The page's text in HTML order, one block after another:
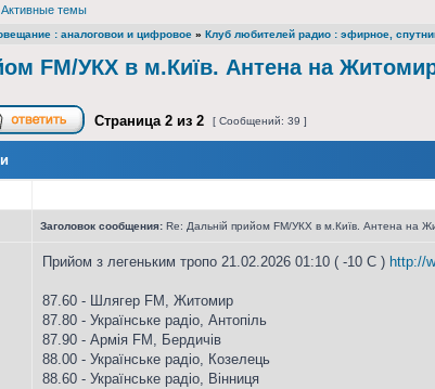
Активные темы
: аналоговои и цифровое » Клуб любителей радио : эфирное,
FM/УКХ в м.Київ. Антена на
Страница 2 из 2 [ Сообщений: 39 ]
Заголовок сообщения: Re: Дальній прийом FM/УКХ в м.Київ. Антена на
Прийом з легеньким тропо 21.02.2026 01:10 ( -10 C ) http://
87.60 - Шлягер FM, Житомир
87.80 - Українське радіо, Антопіль
87.90 - Армія FM, Бердичів
88.00 - Українське радіо, Козелець
88.60 - Українське радіо, Вінниця